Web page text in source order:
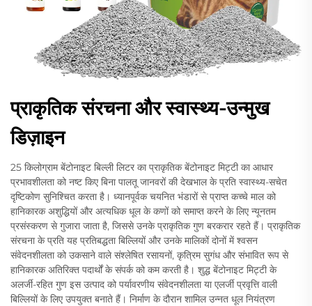
प्राकृतिक संरचना और स्वास्थ्य-उन्मुख
डिज़ाइन
25 किलोग्राम बेंटोनाइट बिल्ली लिटर का प्राकृतिक बेंटोनाइट मिट्टी का आधार
प्रभावशीलता को नष्ट किए बिना पालतू जानवरों की देखभाल के प्रति स्वास्थ्य-सचेत
दृष्टिकोण सुनिश्चित करता है। ध्यानपूर्वक चयनित भंडारों से प्राप्त कच्चे माल को
हानिकारक अशुद्धियों और अत्यधिक धूल के कणों को समाप्त करने के लिए न्यूनतम
प्रसंस्करण से गुजारा जाता है, जिससे उनके प्राकृतिक गुण बरकरार रहते हैं। प्राकृतिक
संरचना के प्रति यह प्रतिबद्धता बिल्लियों और उनके मालिकों दोनों में श्वसन
संवेदनशीलता को उकसाने वाले संश्लेषित रसायनों, कृत्रिम सुगंध और संभावित रूप से
हानिकारक अतिरिक्त पदार्थों के संपर्क को कम करती है। शुद्ध बेंटोनाइट मिट्टी के
अलर्जी-रहित गुण इस उत्पाद को पर्यावरणीय संवेदनशीलता या एलर्जी प्रवृत्ति वाली
बिल्लियों के लिए उपयुक्त बनाते हैं। निर्माण के दौरान शामिल उन्नत धूल नियंत्रण